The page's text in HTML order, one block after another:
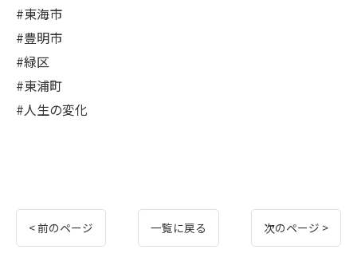
#東海市
#豊明市
#緑区
#東浦町
#人生の変化
< 前のページ 一覧に戻る 次のページ >